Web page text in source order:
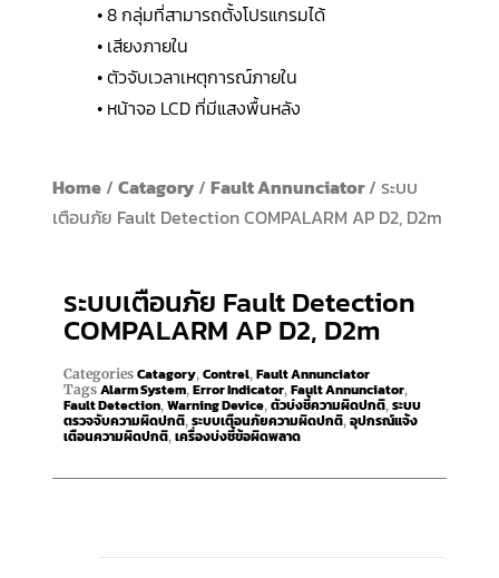
• 8 กลุ่มที่สามารถตั้งโปรแกรมได้
• เสียงภายใน
• ตัวจับเวลาเหตุการณ์ภายใน
• หน้าจอ LCD ที่มีแสงพื้นหลัง
Home/ Catagory/ Fault Annunciator/ ระบบ
เตือนภัย Fault Detection COMPALARM AP D2, D2m
ระบบเตือนภัย Fault Detection
COMPALARM AP D2, D2m
Categories Catagory, Contrel, Fault Annunciator
Tags Alarm System, Error Indicator, Fault Annunciator,
Fault Detection, Warning Device, ตัวบ่งชี้ความผิดปกติ, ระบบ
ตรวจจับความผิดปกติ, ระบบเตือนภัยความผิดปกติ, อุปกรณ์แจ้ง
เตือนความผิดปกติ, เครื่องบ่งชี้ข้อผิดพลาด